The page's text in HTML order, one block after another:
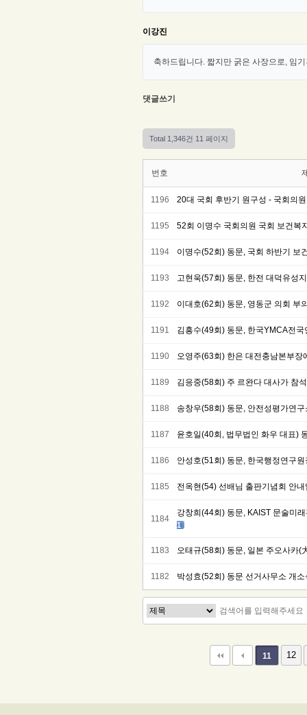
이강진
축하드립니다. 짧지만 굵은 사장으로, 임
댓글쓰기
Total 1,346건 11 페이지
번호
1196 20대 국회 후반기 원구성 - 국회의
1195 52회 이명수 국회의원 국회 보건복
1194 이명수(52회) 동문, 국회 하반기 보
1193 고현욱(57회) 동문, 한전 대덕유성
1192 이대호(62회) 동문, 영동군 의회 부
1191 김흥수(49회) 동문, 한국YMCA전
1190 오영주(63회) 한은 대전충남본부장
1189 김응중(58회) 주 르완다 대사가 참석
1188 송창우(58회) 동문, 안전성평가연
1187 윤호일(40회, 법무법인 화우 대표)
1186 안성호(51회) 동문, 한국행정연구
1185 전옥현(54) 선배님 출판기념회 안내
1184
강창희(44회) 동문, KAIST 문술미
1
1183 오태규(58회) 동문, 일본 주오사카(
1182 박성효(52회) 동문 선거사무소 개소
11 12